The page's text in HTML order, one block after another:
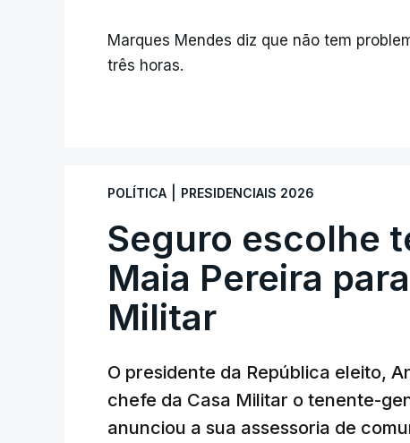
Marques Mendes diz que não tem
três horas.
POLÍTICA PRESIDENCIAIS 2026
Seguro escolhe
Maia Pereira
Militar
O presidente da República eleito,
chefe da Casa Militar o tenente-
anunciou a sua assessoria de